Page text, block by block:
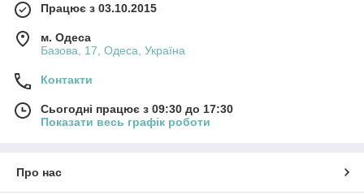
Працює з 03.10.2015
м. Одеса
Базова, 17, Одеса, Україна
Контакти
Сьогодні працює з 09:30 до 17:30
Показати весь графік роботи
Про нас